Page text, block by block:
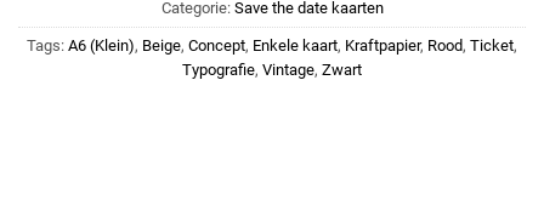
Categorie: Save the date kaarten
Tags: A6 (Klein), Beige, Concept, Enkele kaart, Kraftpapier, Rood, Ticket,
Typografie, Vintage, Zwart